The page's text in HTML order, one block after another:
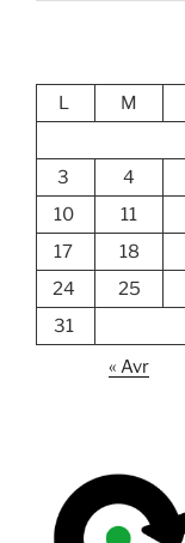
L
M
3
4
10
11
17
18
24
25
31
« Avr